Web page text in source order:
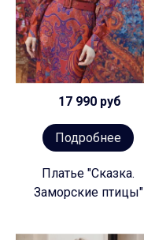
17 990 руб
Подробнее
Платье "Сказка.
Заморские птицы"